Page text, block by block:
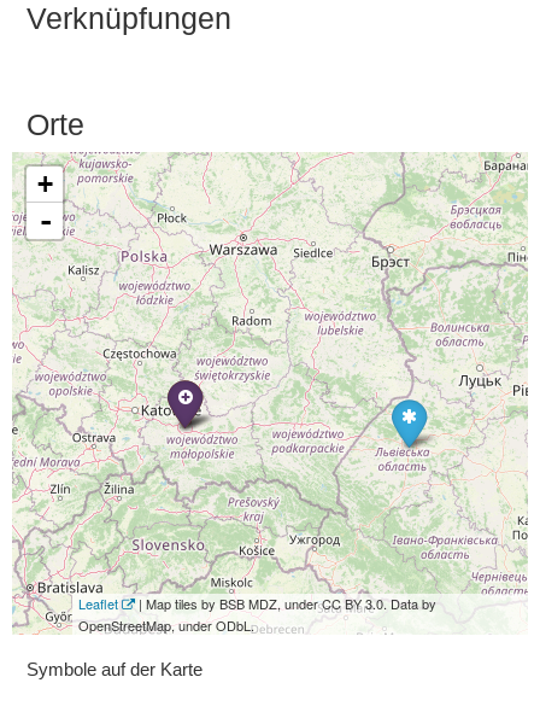
Verknüpfungen
Orte
+
-
Leaflet
| Map tiles by BSB MDZ, under CC BY 3.0. Data by
OpenStreetMap, under ODbL.
Symbole auf der Karte